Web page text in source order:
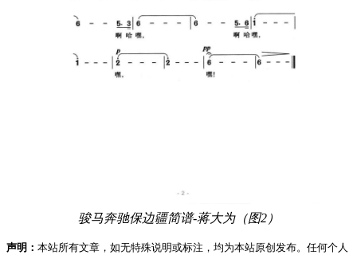
骏马奔驰保边疆简谱-蒋大为（图2）
声明： 本站所有文章，如无特殊说明或标注，均为本站原创发布。任何个人